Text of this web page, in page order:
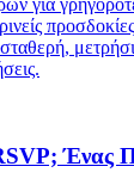
Ένας